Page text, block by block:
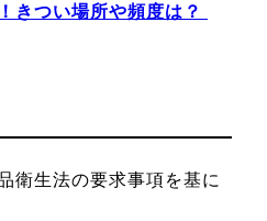
きつい場所や頻度は？
衛生法の要求事項を基に